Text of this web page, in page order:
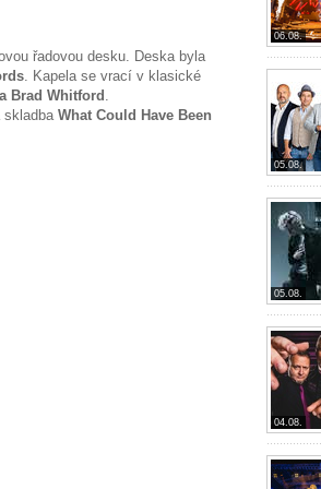
řadovou desku. Deska byla
. Kapela se vrací v klasické
Brad Whitford.
skladbaWhat Could Have Been
06.08.
05.08.
05.08.
04.08.